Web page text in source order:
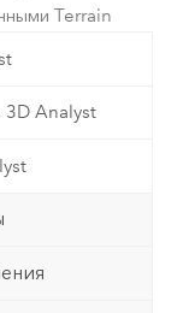
Terrain
3D Analyst